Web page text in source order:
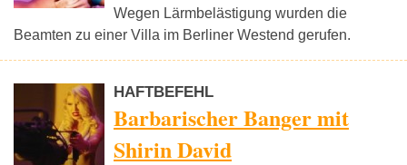
Wegen Lärmbelästigung wurden die
Beamten zu einer Villa im Berliner Westend gerufen.
HAFTBEFEHL
Barbarischer Banger mit
Shirin David